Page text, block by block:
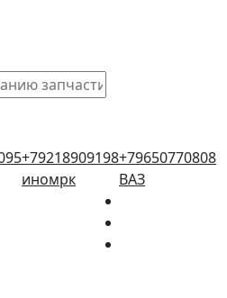
+79218909198
иномрк
+79650770808
ВАЗ